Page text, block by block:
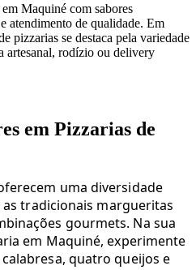
Maquiné com sabores
atendimento de qualidade. Em
pizzarias se destaca pela variedade
artesanal, rodízio ou delivery
em Pizzarias de
uma diversidade
tradicionais margueritas
gourmets. Na sua
em Maquiné, experimente
quatro queijos e